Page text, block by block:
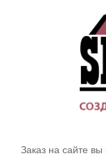
Заказ на сайте вы